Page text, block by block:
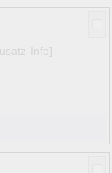
Info]
(12)